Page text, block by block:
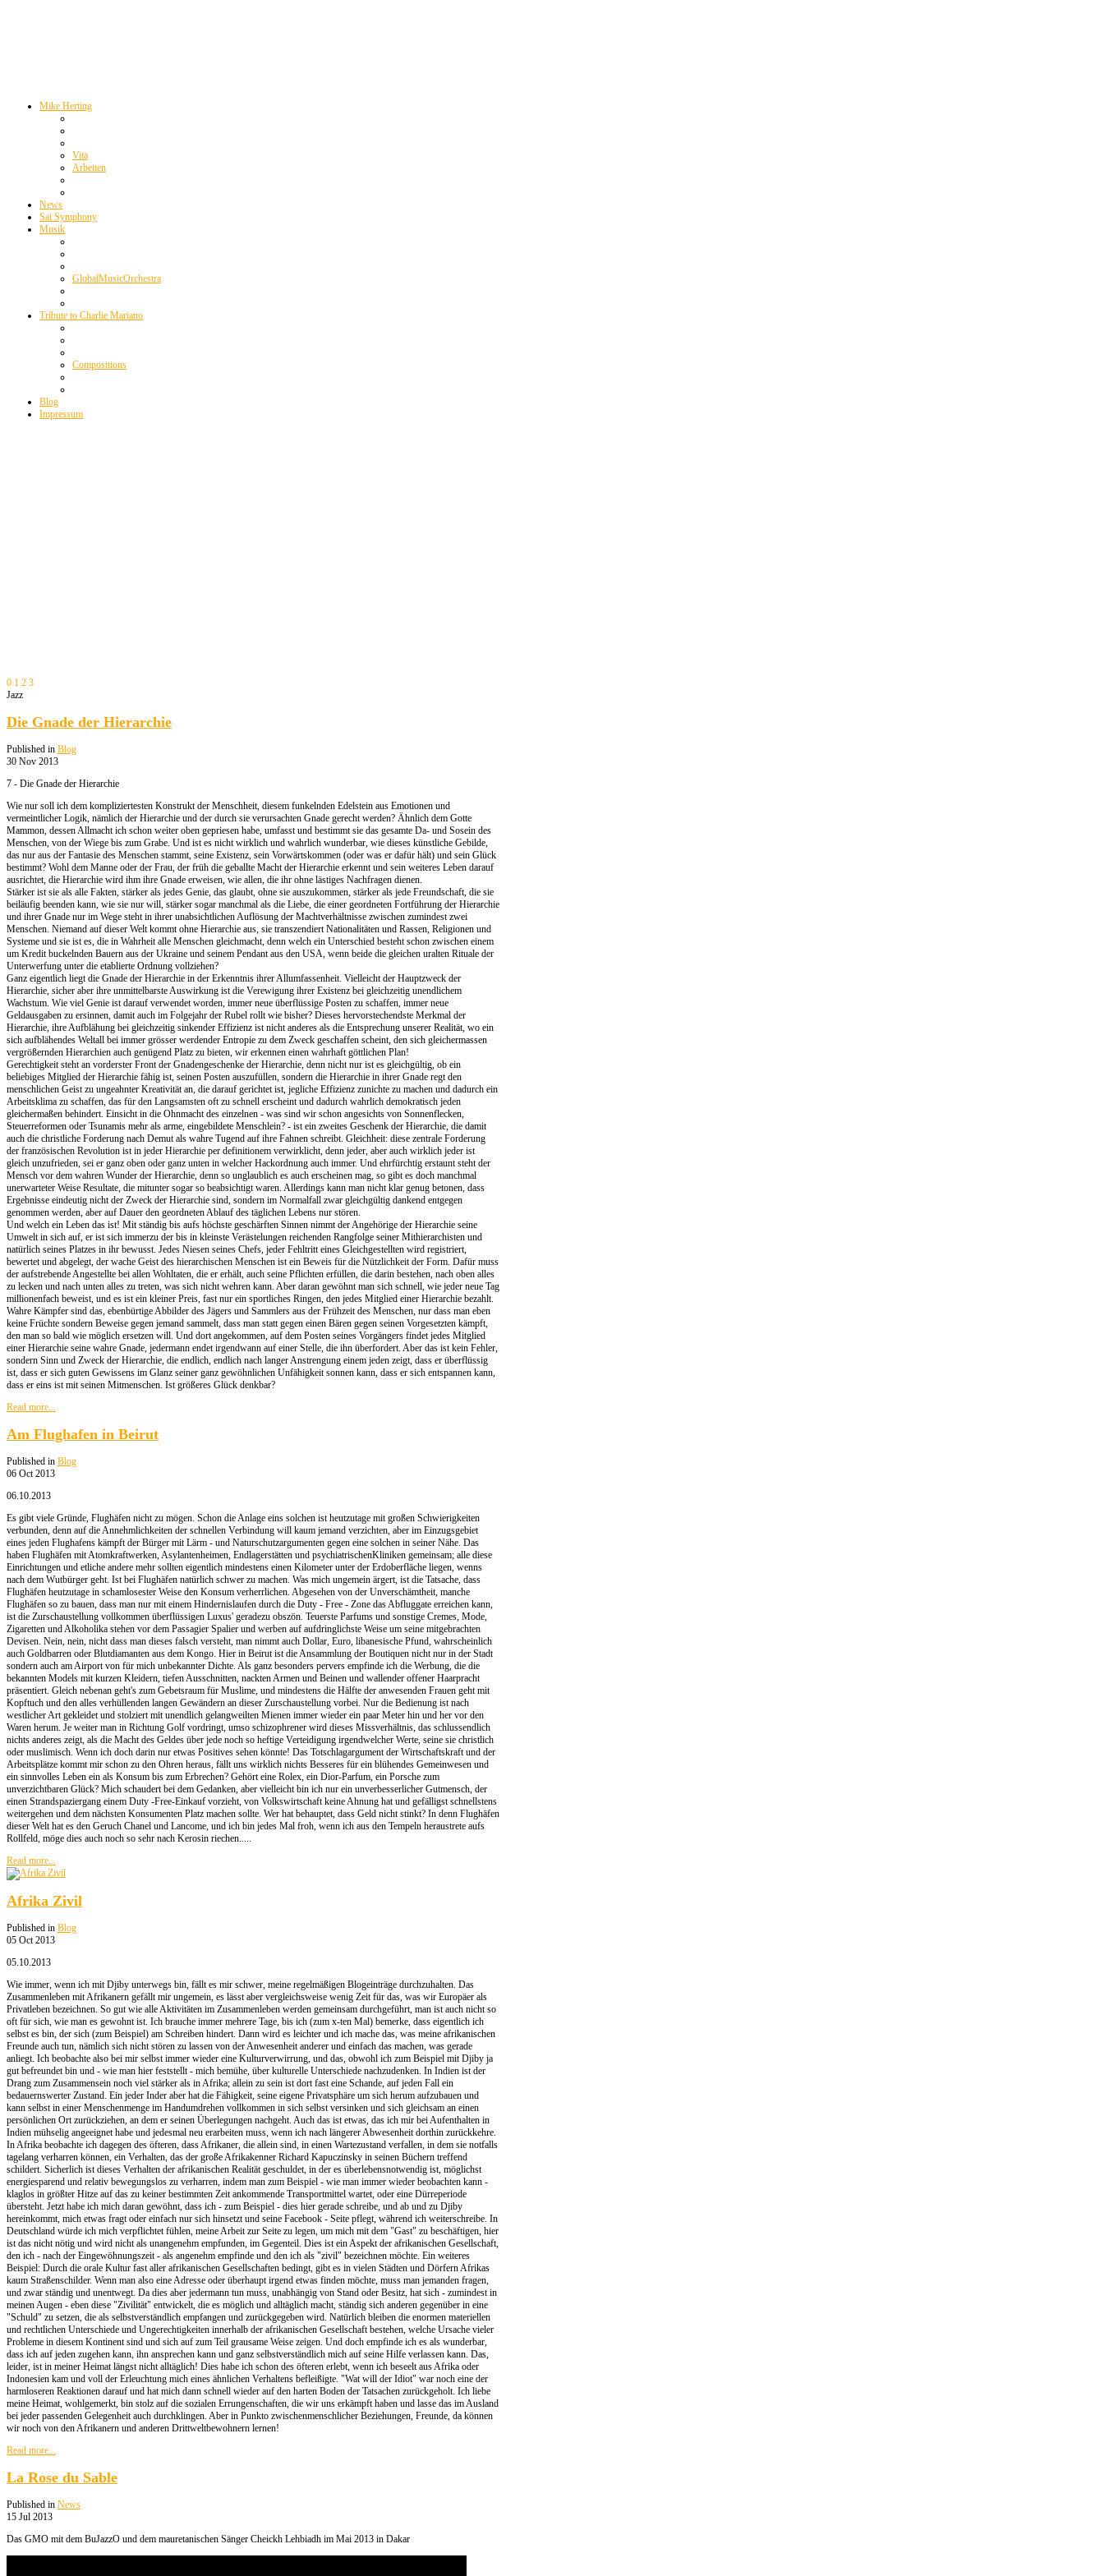
Mike Herting
Vita
Arbeiten
News
Sai Symphony
Musik
GlobalMusicOrchestra
Tribute to Charlie Mariano
Compositions
Blog
Impressum
0 1 2 3
Jazz
Die Gnade der Hierarchie
Published in Blog
30 Nov 2013
7 - Die Gnade der Hierarchie
Wie nur soll ich dem kompliziertesten Konstrukt der Menschheit, diesem funkelnden Edelstein aus Emotionen und
vermeintlicher Logik, nämlich der Hierarchie und der durch sie verursachten Gnade gerecht werden? Ähnlich dem Gotte
Mammon, dessen Allmacht ich schon weiter oben gepriesen habe, umfasst und bestimmt sie das gesamte Da- und Sosein des
Menschen, von der Wiege bis zum Grabe. Und ist es nicht wirklich und wahrlich wunderbar, wie dieses künstliche Gebilde,
das nur aus der Fantasie des Menschen stammt, seine Existenz, sein Vorwärtskommen (oder was er dafür hält) und sein Glück
bestimmt? Wohl dem Manne oder der Frau, der früh die geballte Macht der Hierarchie erkennt und sein weiteres Leben darauf
ausrichtet, die Hierarchie wird ihm ihre Gnade erweisen, wie allen, die ihr ohne lästiges Nachfragen dienen.
Stärker ist sie als alle Fakten, stärker als jedes Genie, das glaubt, ohne sie auszukommen, stärker als jede Freundschaft, die sie
beiläufig beenden kann, wie sie nur will, stärker sogar manchmal als die Liebe, die einer geordneten Fortführung der Hierarchie
und ihrer Gnade nur im Wege steht in ihrer unabsichtlichen Auflösung der Machtverhältnisse zwischen zumindest zwei
Menschen. Niemand auf dieser Welt kommt ohne Hierarchie aus, sie transzendiert Nationalitäten und Rassen, Religionen und
Systeme und sie ist es, die in Wahrheit alle Menschen gleichmacht, denn welch ein Unterschied besteht schon zwischen einem
um Kredit buckelnden Bauern aus der Ukraine und seinem Pendant aus den USA, wenn beide die gleichen uralten Rituale der
Unterwerfung unter die etablierte Ordnung vollziehen?
Ganz eigentlich liegt die Gnade der Hierarchie in der Erkenntnis ihrer Allumfassenheit. Vielleicht der Hauptzweck der
Hierarchie, sicher aber ihre unmittelbarste Auswirkung ist die Verewigung ihrer Existenz bei gleichzeitig unendlichem
Wachstum. Wie viel Genie ist darauf verwendet worden, immer neue überflüssige Posten zu schaffen, immer neue
Geldausgaben zu ersinnen, damit auch im Folgejahr der Rubel rollt wie bisher? Dieses hervorstechendste Merkmal der
Hierarchie, ihre Aufblähung bei gleichzeitig sinkender Effizienz ist nicht anderes als die Entsprechung unserer Realität, wo ein
sich aufblähendes Weltall bei immer grösser werdender Entropie zu dem Zweck geschaffen scheint, den sich gleichermassen
vergrößernden Hierarchien auch genügend Platz zu bieten, wir erkennen einen wahrhaft göttlichen Plan!
Gerechtigkeit steht an vorderster Front der Gnadengeschenke der Hierarchie, denn nicht nur ist es gleichgültig, ob ein
beliebiges Mitglied der Hierarchie fähig ist, seinen Posten auszufüllen, sondern die Hierarchie in ihrer Gnade regt den
menschlichen Geist zu ungeahnter Kreativität an, die darauf gerichtet ist, jegliche Effizienz zunichte zu machen und dadurch ein
Arbeitsklima zu schaffen, das für den Langsamsten oft zu schnell erscheint und dadurch wahrlich demokratisch jeden
gleichermaßen behindert. Einsicht in die Ohnmacht des einzelnen - was sind wir schon angesichts von Sonnenflecken,
Steuerreformen oder Tsunamis mehr als arme, eingebildete Menschlein? - ist ein zweites Geschenk der Hierarchie, die damit
auch die christliche Forderung nach Demut als wahre Tugend auf ihre Fahnen schreibt. Gleichheit: diese zentrale Forderung
der französischen Revolution ist in jeder Hierarchie per definitionem verwirklicht, denn jeder, aber auch wirklich jeder ist
gleich unzufrieden, sei er ganz oben oder ganz unten in welcher Hackordnung auch immer. Und ehrfürchtig erstaunt steht der
Mensch vor dem wahren Wunder der Hierarchie, denn so unglaublich es auch erscheinen mag, so gibt es doch manchmal
unerwarteter Weise Resultate, die mitunter sogar so beabsichtigt waren. Allerdings kann man nicht klar genug betonen, dass
Ergebnisse eindeutig nicht der Zweck der Hierarchie sind, sondern im Normalfall zwar gleichgültig dankend entgegen
genommen werden, aber auf Dauer den geordneten Ablauf des täglichen Lebens nur stören.
Und welch ein Leben das ist! Mit ständig bis aufs höchste geschärften Sinnen nimmt der Angehörige der Hierarchie seine
Umwelt in sich auf, er ist sich immerzu der bis in kleinste Verästelungen reichenden Rangfolge seiner Mithierarchisten und
natürlich seines Platzes in ihr bewusst. Jedes Niesen seines Chefs, jeder Fehltritt eines Gleichgestellten wird registriert,
bewertet und abgelegt, der wache Geist des hierarchischen Menschen ist ein Beweis für die Nützlichkeit der Form. Dafür muss
der aufstrebende Angestellte bei allen Wohltaten, die er erhält, auch seine Pflichten erfüllen, die darin bestehen, nach oben alles
zu lecken und nach unten alles zu treten, was sich nicht wehren kann. Aber daran gewöhnt man sich schnell, wie jeder neue Tag
millionenfach beweist, und es ist ein kleiner Preis, fast nur ein sportliches Ringen, den jedes Mitglied einer Hierarchie bezahlt.
Wahre Kämpfer sind das, ebenbürtige Abbilder des Jägers und Sammlers aus der Frühzeit des Menschen, nur dass man eben
keine Früchte sondern Beweise gegen jemand sammelt, dass man statt gegen einen Bären gegen seinen Vorgesetzten kämpft,
den man so bald wie möglich ersetzen will. Und dort angekommen, auf dem Posten seines Vorgängers findet jedes Mitglied
einer Hierarchie seine wahre Gnade, jedermann endet irgendwann auf einer Stelle, die ihn überfordert. Aber das ist kein Fehler,
sondern Sinn und Zweck der Hierarchie, die endlich, endlich nach langer Anstrengung einem jeden zeigt, dass er überflüssig
ist, dass er sich guten Gewissens im Glanz seiner ganz gewöhnlichen Unfähigkeit sonnen kann, dass er sich entspannen kann,
dass er eins ist mit seinen Mitmenschen. Ist größeres Glück denkbar?
Read more...
Am Flughafen in Beirut
Published in Blog
06 Oct 2013
06.10.2013
Es gibt viele Gründe, Flughäfen nicht zu mögen. Schon die Anlage eins solchen ist heutzutage mit großen Schwierigkeiten
verbunden, denn auf die Annehmlichkeiten der schnellen Verbindung will kaum jemand verzichten, aber im Einzugsgebiet
eines jeden Flughafens kämpft der Bürger mit Lärm - und Naturschutzargumenten gegen eine solchen in seiner Nähe. Das
haben Flughäfen mit Atomkraftwerken, Asylantenheimen, Endlagerstätten und psychiatrischenKliniken gemeinsam; alle diese
Einrichtungen und etliche andere mehr sollten eigentlich mindestens einen Kilometer unter der Erdoberfläche liegen, wenns
nach dem Wutbürger geht. Ist bei Flughäfen natürlich schwer zu machen. Was mich ungemein ärgert, ist die Tatsache, dass
Flughäfen heutzutage in schamlosester Weise den Konsum verherrlichen. Abgesehen von der Unverschämtheit, manche
Flughäfen so zu bauen, dass man nur mit einem Hindernislaufen durch die Duty - Free - Zone das Abfluggate erreichen kann,
ist die Zurschaustellung vollkommen überflüssigen Luxus' geradezu obszön. Teuerste Parfums und sonstige Cremes, Mode,
Zigaretten und Alkoholika stehen vor dem Passagier Spalier und werben auf aufdringlichste Weise um seine mitgebrachten
Devisen. Nein, nein, nicht dass man dieses falsch versteht, man nimmt auch Dollar, Euro, libanesische Pfund, wahrscheinlich
auch Goldbarren oder Blutdiamanten aus dem Kongo. Hier in Beirut ist die Ansammlung der Boutiquen nicht nur in der Stadt
sondern auch am Airport von für mich unbekannter Dichte. Als ganz besonders pervers empfinde ich die Werbung, die die
bekannten Models mit kurzen Kleidern, tiefen Ausschnitten, nackten Armen und Beinen und wallender offener Haarpracht
präsentiert. Gleich nebenan geht's zum Gebetsraum für Muslime, und mindestens die Hälfte der anwesenden Frauen geht mit
Kopftuch und den alles verhüllenden langen Gewändern an dieser Zurschaustellung vorbei. Nur die Bedienung ist nach
westlicher Art gekleidet und stolziert mit unendlich gelangweilten Mienen immer wieder ein paar Meter hin und her vor den
Waren herum. Je weiter man in Richtung Golf vordringt, umso schizophrener wird dieses Missverhältnis, das schlussendlich
nichts anderes zeigt, als die Macht des Geldes über jede noch so heftige Verteidigung irgendwelcher Werte, seine sie christlich
oder muslimisch. Wenn ich doch darin nur etwas Positives sehen könnte! Das Totschlagargument der Wirtschaftskraft und der
Arbeitsplätze kommt mir schon zu den Ohren heraus, fällt uns wirklich nichts Besseres für ein blühendes Gemeinwesen und
ein sinnvolles Leben ein als Konsum bis zum Erbrechen? Gehört eine Rolex, ein Dior-Parfum, ein Porsche zum
unverzichtbaren Glück? Mich schaudert bei dem Gedanken, aber vielleicht bin ich nur ein unverbesserlicher Gutmensch, der
einen Strandspaziergang einem Duty -Free-Einkauf vorzieht, von Volkswirtschaft keine Ahnung hat und gefälligst schnellstens
weitergehen und dem nächsten Konsumenten Platz machen sollte. Wer hat behauptet, dass Geld nicht stinkt? In denn Flughäfen
dieser Welt hat es den Geruch Chanel und Lancome, und ich bin jedes Mal froh, wenn ich aus den Tempeln heraustrete aufs
Rollfeld, möge dies auch noch so sehr nach Kerosin riechen.....
Read more...
Afrika Zivil
Published in Blog
05 Oct 2013
05.10.2013
Wie immer, wenn ich mit Djiby unterwegs bin, fällt es mir schwer, meine regelmäßigen Blogeinträge durchzuhalten. Das
Zusammenleben mit Afrikanern gefällt mir ungemein, es lässt aber vergleichsweise wenig Zeit für das, was wir Europäer als
Privatleben bezeichnen. So gut wie alle Aktivitäten im Zusammenleben werden gemeinsam durchgeführt, man ist auch nicht so
oft für sich, wie man es gewohnt ist. Ich brauche immer mehrere Tage, bis ich (zum x-ten Mal) bemerke, dass eigentlich ich
selbst es bin, der sich (zum Beispiel) am Schreiben hindert. Dann wird es leichter und ich mache das, was meine afrikanischen
Freunde auch tun, nämlich sich nicht stören zu lassen von der Anwesenheit anderer und einfach das machen, was gerade
anliegt. Ich beobachte also bei mir selbst immer wieder eine Kulturverwirrung, und das, obwohl ich zum Beispiel mit Djiby ja
gut befreundet bin und - wie man hier feststellt - mich bemühe, über kulturelle Unterschiede nachzudenken. In Indien ist der
Drang zum Zusammensein noch viel stärker als in Afrika; allein zu sein ist dort fast eine Schande, auf jeden Fall ein
bedauernswerter Zustand. Ein jeder Inder aber hat die Fähigkeit, seine eigene Privatsphäre um sich herum aufzubauen und
kann selbst in einer Menschenmenge im Handumdrehen vollkommen in sich selbst versinken und sich gleichsam an einen
persönlichen Ort zurückziehen, an dem er seinen Überlegungen nachgeht. Auch das ist etwas, das ich mir bei Aufenthalten in
Indien mühselig angeeignet habe und jedesmal neu erarbeiten muss, wenn ich nach längerer Abwesenheit dorthin zurückkehre.
In Afrika beobachte ich dagegen des öfteren, dass Afrikaner, die allein sind, in einen Wartezustand verfallen, in dem sie notfalls
tagelang verharren können, ein Verhalten, das der große Afrikakenner Richard Kapuczinsky in seinen Büchern treffend
schildert. Sicherlich ist dieses Verhalten der afrikanischen Realität geschuldet, in der es überlebensnotwendig ist, möglichst
energiesparend und relativ bewegungslos zu verharren, indem man zum Beispiel - wie man immer wieder beobachten kann -
klaglos in größter Hitze auf das zu keiner bestimmten Zeit ankommende Transportmittel wartet, oder eine Dürreperiode
übersteht. Jetzt habe ich mich daran gewöhnt, dass ich - zum Beispiel - dies hier gerade schreibe, und ab und zu Djiby
hereinkommt, mich etwas fragt oder einfach nur sich hinsetzt und seine Facebook - Seite pflegt, während ich weiterschreibe. In
Deutschland würde ich mich verpflichtet fühlen, meine Arbeit zur Seite zu legen, um mich mit dem "Gast" zu beschäftigen, hier
ist das nicht nötig und wird nicht als unangenehm empfunden, im Gegenteil. Dies ist ein Aspekt der afrikanischen Gesellschaft,
den ich - nach der Eingewöhnungszeit - als angenehm empfinde und den ich als "zivil" bezeichnen möchte. Ein weiteres
Beispiel: Durch die orale Kultur fast aller afrikanischen Gesellschaften bedingt, gibt es in vielen Städten und Dörfern Afrikas
kaum Straßenschilder. Wenn man also eine Adresse oder überhaupt irgend etwas finden möchte, muss man jemanden fragen,
und zwar ständig und unentwegt. Da dies aber jedermann tun muss, unabhängig von Stand oder Besitz, hat sich - zumindest in
meinen Augen - eben diese "Zivilität" entwickelt, die es möglich und alltäglich macht, ständig sich anderen gegenüber in eine
"Schuld" zu setzen, die als selbstverständlich empfangen und zurückgegeben wird. Natürlich bleiben die enormen materiellen
und rechtlichen Unterschiede und Ungerechtigkeiten innerhalb der afrikanischen Gesellschaft bestehen, welche Ursache vieler
Probleme in diesem Kontinent sind und sich auf zum Teil grausame Weise zeigen. Und doch empfinde ich es als wunderbar,
dass ich auf jeden zugehen kann, ihn ansprechen kann und ganz selbstverständlich mich auf seine Hilfe verlassen kann. Das,
leider, ist in meiner Heimat längst nicht alltäglich! Dies habe ich schon des öfteren erlebt, wenn ich beseelt aus Afrika oder
Indonesien kam und voll der Erleuchtung mich eines ähnlichen Verhaltens befleißigte. "Wat will der Idiot" war noch eine der
harmloseren Reaktionen darauf und hat mich dann schnell wieder auf den harten Boden der Tatsachen zurückgeholt. Ich liebe
meine Heimat, wohlgemerkt, bin stolz auf die sozialen Errungenschaften, die wir uns erkämpft haben und lasse das im Ausland
bei jeder passenden Gelegenheit auch durchklingen. Aber in Punkto zwischenmenschlicher Beziehungen, Freunde, da können
wir noch von den Afrikanern und anderen Drittweltbewohnern lernen!
Read more...
La Rose du Sable
Published in News
15 Jul 2013
Das GMO mit dem BuJazzO und dem mauretanischen Sänger Cheickh Lehbiadh im Mai 2013 in Dakar